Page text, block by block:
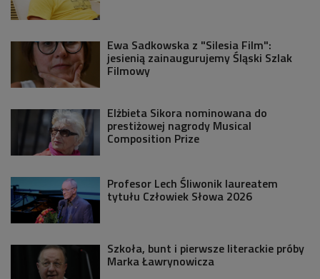
Ewa Sadkowska z "Silesia Film":
jesienią zainaugurujemy Śląski Szlak
Filmowy
Elżbieta Sikora nominowana do
prestiżowej nagrody Musical
Composition Prize
Profesor Lech Śliwonik laureatem
tytułu Człowiek Słowa 2026
Szkoła, bunt i pierwsze literackie próby
Marka Ławrynowicza